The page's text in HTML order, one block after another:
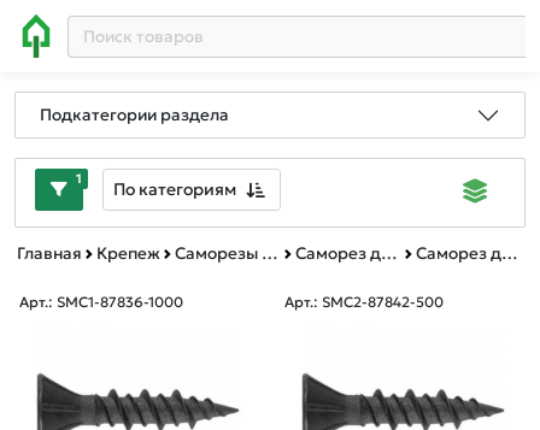
Подкатегории раздела
1 По категориям
Главная Крепеж Саморезы и шурупы Саморез для монтажа ГВЛ (к металлу) Саморез для монтажа ГВЛ (к металлу) картонная упаковка
Арт.: SMC1-87836-1000 Арт.: SMC2-87842-500